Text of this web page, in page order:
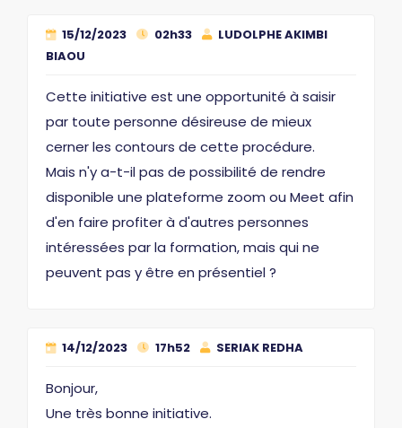
15/12/2023 02h33
LUDOLPHE AKIMBI
BIAOU
Cette initiative est une opportunité à saisir
par toute personne désireuse de mieux
cerner les contours de cette procédure.
Mais n'y a-t-il pas de possibilité de rendre
disponible une plateforme zoom ou Meet afin
d'en faire profiter à d'autres personnes
intéressées par la formation, mais qui ne
peuvent pas y être en présentiel ?
14/12/2023 17h52 SERIAK REDHA
Bonjour,
Une très bonne initiative.